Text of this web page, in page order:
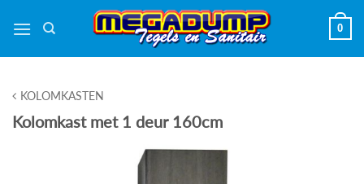
naar
0
KOLOMKASTEN
Kolomkast met 1 deur 160cm